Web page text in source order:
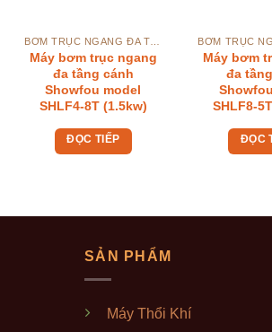
Máy bơm trục ngang
đa tầng cánh
Showfou model
SHLF4-8T (1.5kw)
ĐỌC TIẾP
Máy bơm
đa
SHLF8-
ĐỌC
SẢN PHẨM
Máy Thổi Khí